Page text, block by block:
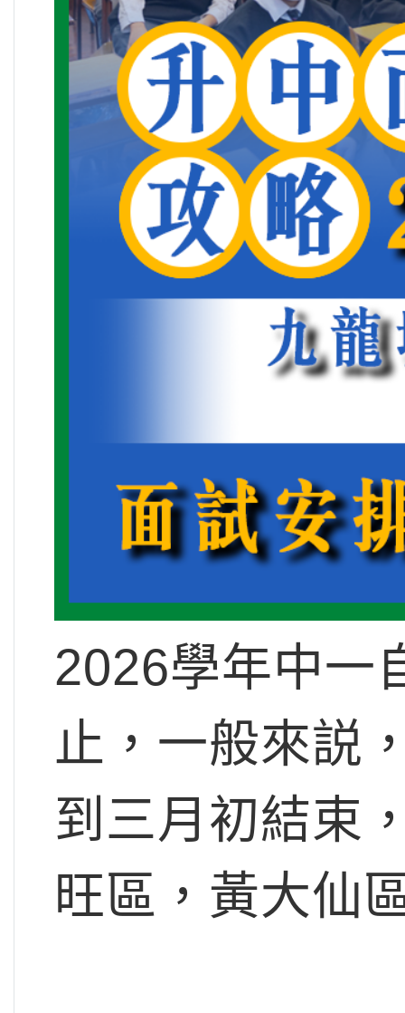
2026學年中一
止，一般來説
到三月初結束
旺區，黃大仙